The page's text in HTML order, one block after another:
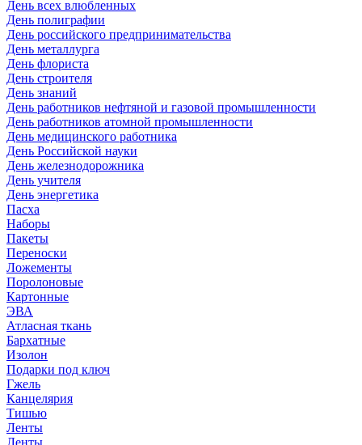
День всех влюбленных
День полиграфии
День российского предпринимательства
День металлурга
День флориста
День строителя
День знаний
День работников нефтяной и газовой промышленности
День работников атомной промышленности
День медицинского работника
День Российской науки
День железнодорожника
День учителя
День энергетика
Пасха
Наборы
Пакеты
Переноски
Ложементы
Поролоновые
Картонные
ЭВА
Атласная ткань
Бархатные
Изолон
Подарки под ключ
Гжель
Канцелярия
Тишью
Ленты
Ленты